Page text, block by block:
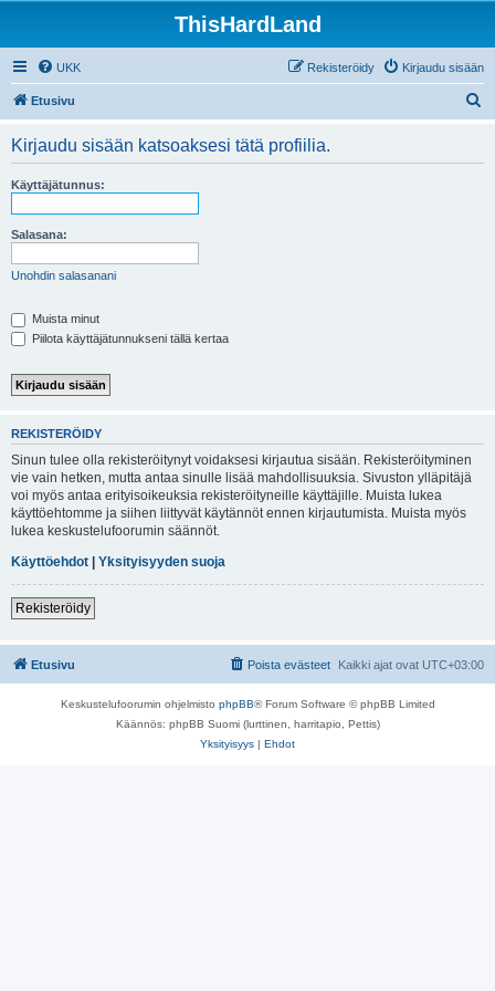
ThisHardLand
UKK Kirjaudu sisään
Rekisteröidy
Etusivu
Kirjaudu sisään katsoaksesi tätä profiilia.
Käyttäjätunnus:
Salasana:
Unohdin salasanani
Muista minut
Piilota käyttäjätunnukseni tällä kertaa
REKISTERÖIDY
Sinun tulee olla rekisteröitynyt voidaksesi kirjautua sisään. Rekisteröityminen
vie vain hetken, mutta antaa sinulle lisää mahdollisuuksia. Sivuston ylläpitäjä
voi myös antaa erityisoikeuksia rekisteröityneille käyttäjille. Muista lukea
käyttöehtomme ja siihen liittyvät käytännöt ennen kirjautumista. Muista myös
lukea keskustelufoorumin säännöt.
Käyttöehdot | Yksityisyyden suoja
Rekisteröidy
Etusivu Kaikki ajat ovat UTC+03:00
Poista evästeet
Keskustelufoorumin ohjelmisto phpBB® Forum Software © phpBB Limited
Käännös: phpBB Suomi (lurttinen, harritapio, Pettis)
Yksityisyys | Ehdot